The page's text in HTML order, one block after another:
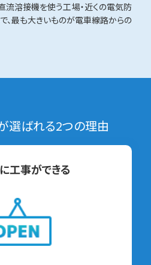
流溶接機を使う工場・近くの電気防
、最も大きいものが電車線路からの
選ばれる2つの理由
に工事ができる